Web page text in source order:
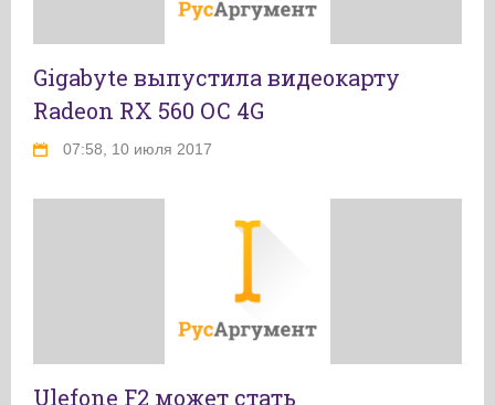
Gigabyte выпустила видеокарту
Radeon RX 560 OC 4G
07:58, 10 июля 2017
Ulefone F2 может стать